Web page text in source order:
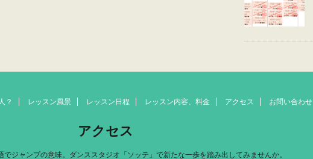
？ レッスン風景 レッスン日程 レッスン内容、料金 アクセス お問い合わせ
アクセス
でジャンプの意味。ダンススタジオ「ソッテ」で新たな一歩を踏み出してみませんか。